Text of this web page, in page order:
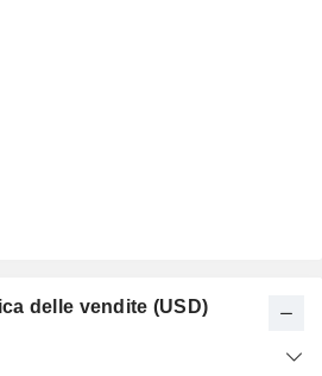
delle vendite (USD)